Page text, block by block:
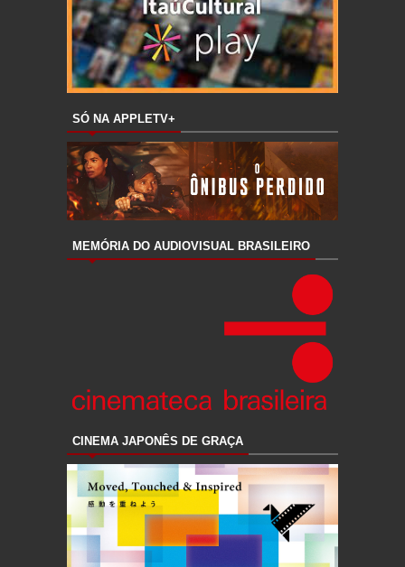
SÓ NA APPLETV+
MEMÓRIA DO AUDIOVISUAL BRASILEIRO
CINEMA JAPONÊS DE GRAÇA